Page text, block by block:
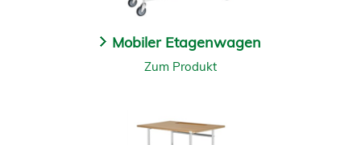
Mobiler Etagenwagen
Zum Produkt